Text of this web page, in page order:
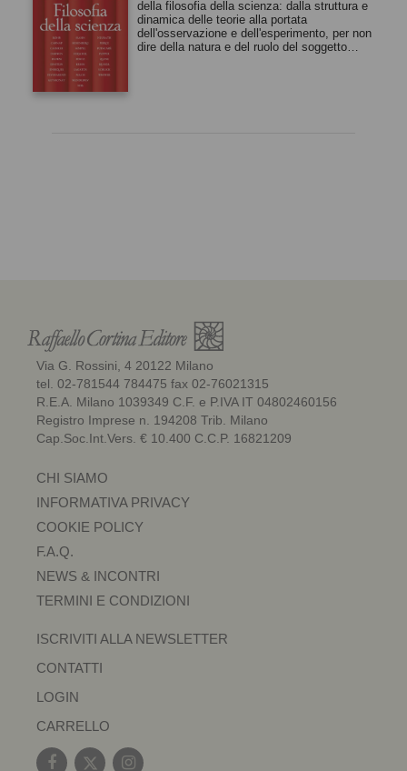
della filosofia della scienza: dalla struttura e
dinamica delle teorie alla portata
dell'osservazione e dell'esperimento, per non
dire della natura e del ruolo del soggetto
Via G. Rossini, 4 20122 Milano
tel. 02-781544 784475 fax 02-76021315
R.E.A. Milano 1039349 C.F. e P.IVA IT 04802460156
Registro Imprese n. 194208 Trib. Milano
Cap.Soc.Int.Vers. € 10.400 C.C.P. 16821209
CHI SIAMO
INFORMATIVA PRIVACY
COOKIE POLICY
F.A.Q.
NEWS & INCONTRI
TERMINI E CONDIZIONI
ISCRIVITI ALLA NEWSLETTER
CONTATTI
LOGIN
CARRELLO